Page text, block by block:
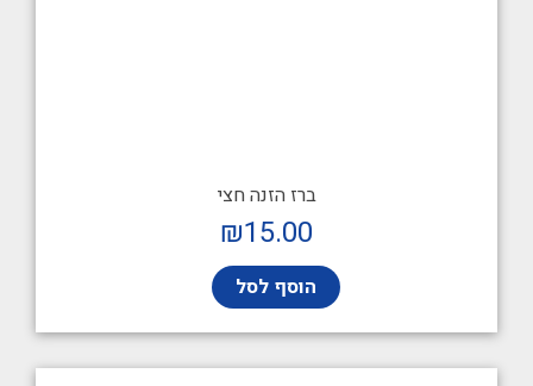
ברז הזנה חצי
₪15.00
הוסף לסל